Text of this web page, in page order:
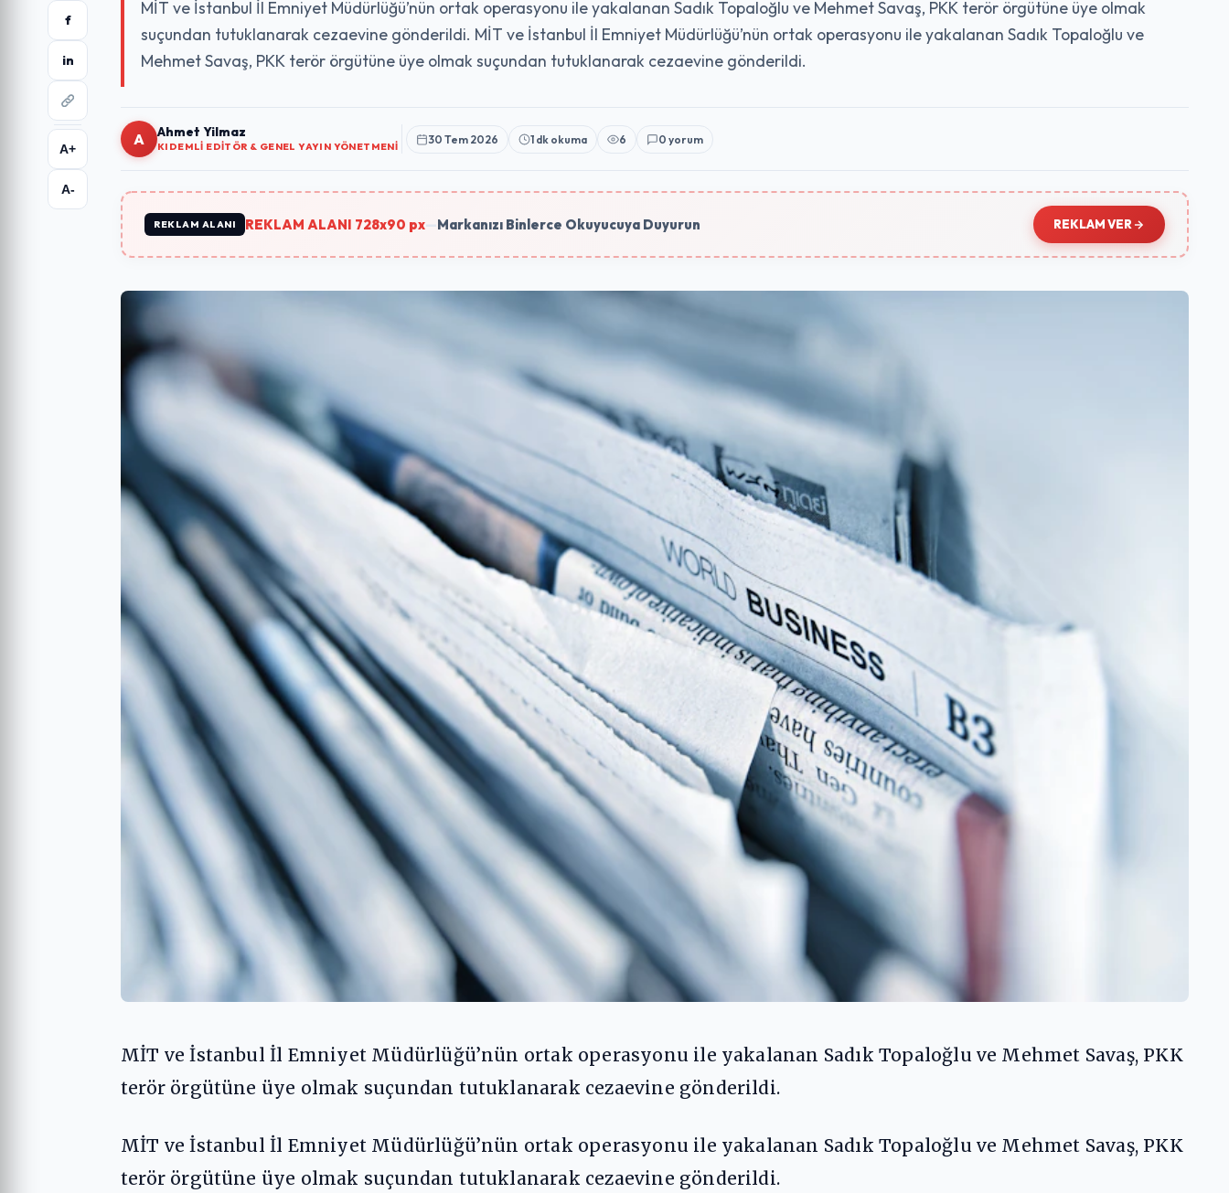
f
in
A+
A-
MİT ve İstanbul İl Emniyet Müdürlüğü’nün ortak operasyonu ile yakalanan Sadık Topaloğlu ve Mehmet Savaş, PKK terör örgütüne üye olmak
suçundan tutuklanarak cezaevine gönderildi. MİT ve İstanbul İl Emniyet Müdürlüğü’nün ortak operasyonu ile yakalanan Sadık Topaloğlu ve
Mehmet Savaş, PKK terör örgütüne üye olmak suçundan tutuklanarak cezaevine gönderildi.
A Ahmet Yilmaz
KIDEMLI EDITÖR & GENEL YAYIN YÖNETMENI
30 Tem 2026 1 dk okuma 6 0 yorum
REKLAM ALANI REKLAM ALANI 728x90 px—Markanızı Binlerce Okuyucuya Duyurun REKLAM VER
MİT ve İstanbul İl Emniyet Müdürlüğü’nün ortak operasyonu ile yakalanan Sadık Topaloğlu ve Mehmet Savaş, PKK
terör örgütüne üye olmak suçundan tutuklanarak cezaevine gönderildi.
MİT ve İstanbul İl Emniyet Müdürlüğü’nün ortak operasyonu ile yakalanan Sadık Topaloğlu ve Mehmet Savaş, PKK
terör örgütüne üye olmak suçundan tutuklanarak cezaevine gönderildi.